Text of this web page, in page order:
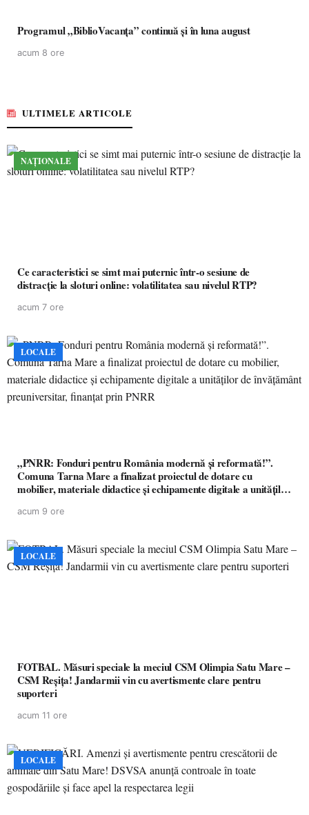
Programul „BiblioVacanța” continuă și în luna august
acum 8 ore
ULTIMELE ARTICOLE
NAȚIONALE
Ce caracteristici se simt mai puternic într-o sesiune de
distracție la sloturi online: volatilitatea sau nivelul RTP?
acum 7 ore
LOCALE
„PNRR: Fonduri pentru România modernă și reformată!”.
Comuna Tarna Mare a finalizat proiectul de dotare cu
mobilier, materiale didactice și echipamente digitale a unităților
acum 9 ore
LOCALE
FOTBAL. Măsuri speciale la meciul CSM Olimpia Satu Mare –
CSM Reșița! Jandarmii vin cu avertismente clare pentru
suporteri
acum 11 ore
LOCALE